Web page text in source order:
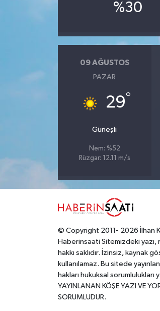
%30
09 AĞUSTOS
PAZAR
29°
Güneşli
Nem: %52
Rüzgar: 12.11 m/s
© Copyright 2011- 2026 İlhan
Haberinsaati Sitemizdeki yazı,
hakkı saklıdır. İzinsiz, kaynak
kullanılamaz. Bu sitede
hakları hukuksal sorumlulukları
YAYINLANAN KÖŞE YAZI VE
SORUMLUDUR.